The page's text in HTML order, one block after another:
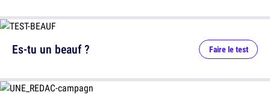
Es-tu un beauf ? Faire le test